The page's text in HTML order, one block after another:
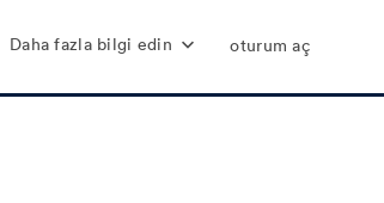
Daha fazla bilgi edin oturum aç